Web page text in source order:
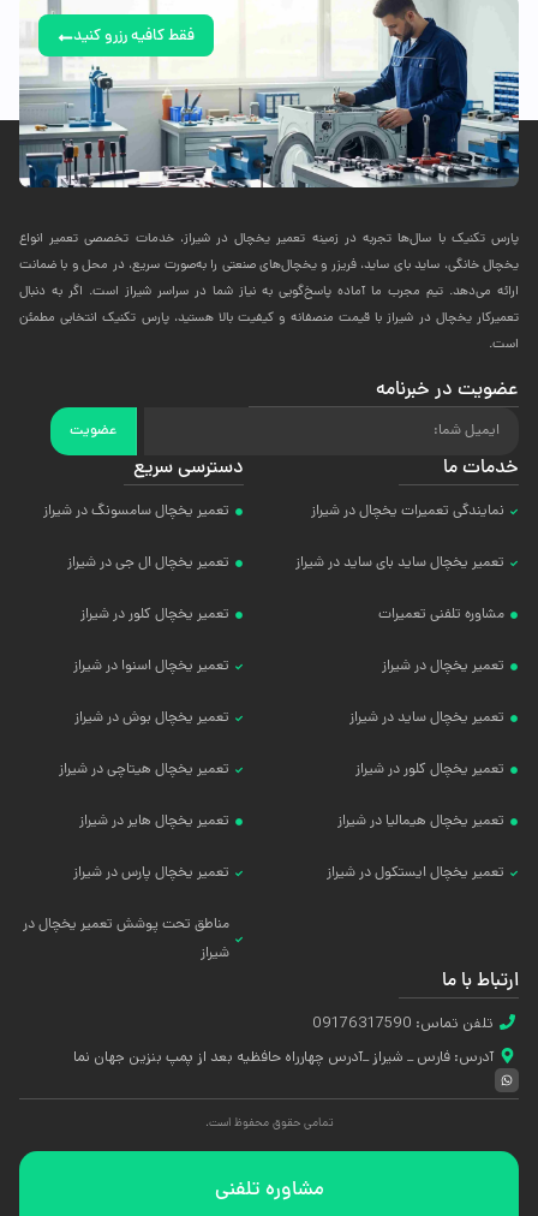
فقط کافیه رزرو کنید
پارس تکنیک با سال‌ها تجربه در زمینه تعمیر یخچال در شیراز، خدمات تخصصی تعمیر انواع
یخچال خانگی، ساید بای ساید، فریزر و یخچال‌های صنعتی را به‌صورت سریع، در محل و با ضمانت
ارائه می‌دهد. تیم مجرب ما آماده پاسخ‌گویی به نیاز شما در سراسر شیراز است. اگر به دنبال
تعمیرکار یخچال در شیراز با قیمت منصفانه و کیفیت بالا هستید، پارس تکنیک انتخابی مطمئن
است.
عضویت در خبرنامه
عضویت
خدمات ما
نمایندگی تعمیرات یخچال در شیراز
تعمیر یخچال ساید بای ساید در شیراز
مشاوره تلفنی تعمیرات
تعمیر یخچال در شیراز
تعمیر یخچال ساید در شیراز
تعمیر یخچال کلور در شیراز
تعمیر یخچال هیمالیا در شیراز
تعمیر یخچال ایستکول در شیراز
دسترسی سریع
تعمیر یخچال سامسونگ در شیراز
تعمیر یخچال ال جی در شیراز
تعمیر یخچال کلور در شیراز
تعمیر یخچال اسنوا در شیراز
تعمیر یخچال بوش در شیراز
تعمیر یخچال هیتاچی در شیراز
تعمیر یخچال هایر در شیراز
تعمیر یخچال پارس در شیراز
مناطق تحت پوشش تعمیر یخچال در
شیراز
ارتباط با ما
تلفن تماس: 09176317590
آدرس: فارس _ شیراز _آدرس چهارراه حافظیه بعد از پمپ بنزین جهان نما
تمامی حقوق محفوظ است.
مشاوره تلفنی